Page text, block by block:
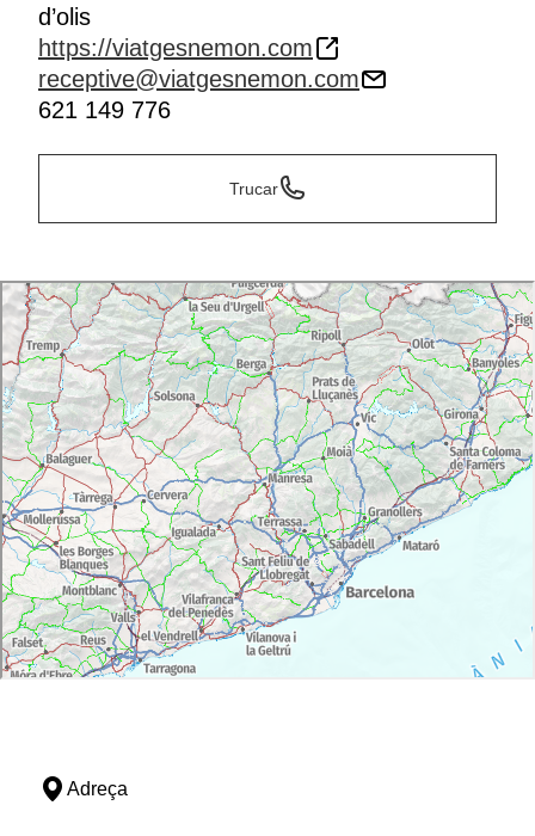
d’olis
https://viatgesnemon.com
receptive@viatgesnemon.com
621 149 776
Trucar
Adreça